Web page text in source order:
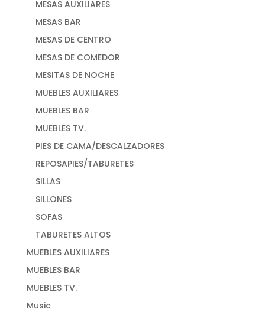
MESAS AUXILIARES
MESAS BAR
MESAS DE CENTRO
MESAS DE COMEDOR
MESITAS DE NOCHE
MUEBLES AUXILIARES
MUEBLES BAR
MUEBLES TV.
PIES DE CAMA/DESCALZADORES
REPOSAPIES/TABURETES
SILLAS
SILLONES
SOFAS
TABURETES ALTOS
MUEBLES AUXILIARES
MUEBLES BAR
MUEBLES TV.
Music